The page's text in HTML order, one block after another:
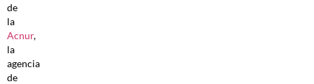
de
la
Acnur,
la
agencia
de